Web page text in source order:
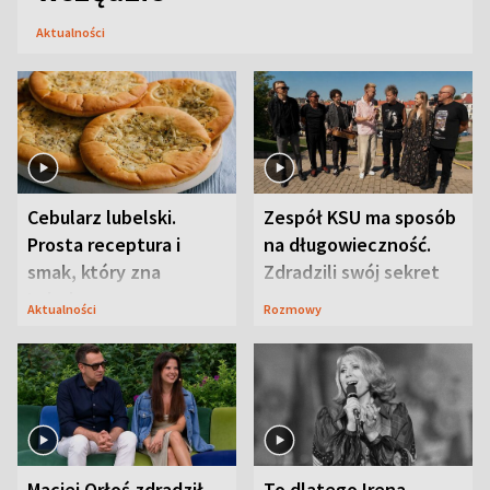
Aktualności
Cebularz lubelski.
Prosta receptura i
smak, który zna
Lubelszczyzna
Aktualności
Zespół KSU ma sposób
na długowieczność.
Zdradzili swój sekret
Rozmowy